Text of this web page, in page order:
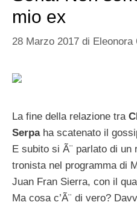
mio ex
28 Marzo 2017 di Eleonora
La fine della relazione tra
Serpaha scatenato il
E subito si Ã¨ parlato di un
tronista nel programma di
Juan Fran Sierra, con il
Ma cosa c’Ã¨ di vero?